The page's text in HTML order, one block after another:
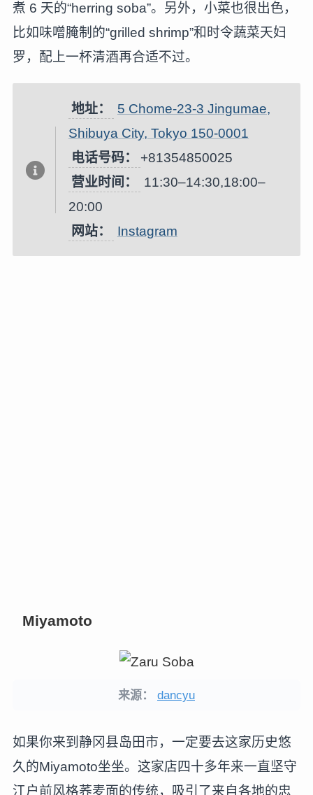
煮 6 天的“herring soba”。另外，小菜也很出色，
比如味噌腌制的“grilled shrimp”和时令蔬菜天妇
罗，配上一杯清酒再合适不过。
地址：
5 Chome-23-3 Jingumae,
Shibuya City, Tokyo 150-0001
电话号码：
+81354850025
营业时间：
11:30–14:30,18:00–
20:00
网站：
Instagram
Miyamoto
来源： dancyu
如果你来到静冈县岛田市，一定要去这家历史悠
久的Miyamoto坐坐。这家店四十多年来一直坚守
江户前风格荞麦面的传统，吸引了来自各地的忠